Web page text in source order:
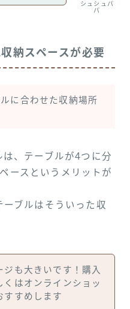
シュシュパ
パ
納スペースが必要
に合わせた収納場所
、テーブルが4つに分
ースというメリットが
ブルはそういった収
ジも大きいです！購入
くはオンラインショッ
すすめします